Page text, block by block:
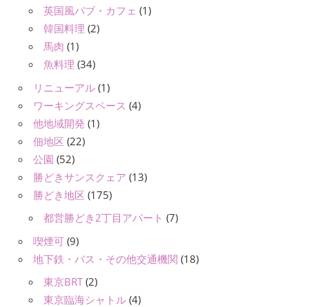
英国風パブ・カフェ (1)
韓国料理 (2)
馬肉 (1)
魚料理 (34)
リニューアル (1)
ワーキングスペース (4)
他地域開発 (1)
佃地区 (22)
公園 (52)
勝どきサンスクェア (13)
勝どき地区 (175)
都営勝どき2丁目アパート (7)
喫煙可 (9)
地下鉄・バス・その他交通機関 (18)
東京BRT (2)
東京臨海シャトル (4)